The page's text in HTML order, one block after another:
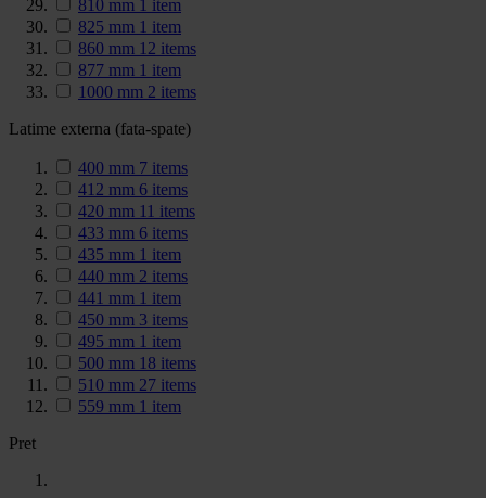
810 mm 1 item
825 mm 1 item
860 mm 12 items
877 mm 1 item
1000 mm 2 items
Latime externa (fata-spate)
400 mm 7 items
412 mm 6 items
420 mm 11 items
433 mm 6 items
435 mm 1 item
440 mm 2 items
441 mm 1 item
450 mm 3 items
495 mm 1 item
500 mm 18 items
510 mm 27 items
559 mm 1 item
Pret